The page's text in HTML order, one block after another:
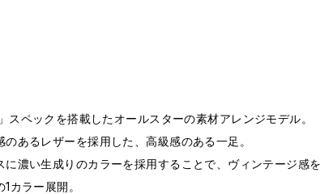
スペックを搭載したオールスターの素材アレンジモデル。
のあるレザーを採用した、高級感のある一足。
濃い生成りのカラーを採用することで、ヴィンテージ感を
カラー展開。